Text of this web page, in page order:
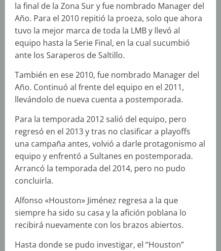
la final de la Zona Sur y fue nombrado Manager del
Año. Para el 2010 repitió la proeza, solo que ahora
tuvo la mejor marca de toda la LMB y llevó al
equipo hasta la Serie Final, en la cual sucumbió
ante los Saraperos de Saltillo.
También en ese 2010, fue nombrado Manager del
Año. Continuó al frente del equipo en el 2011,
llevándolo de nueva cuenta a postemporada.
Para la temporada 2012 salió del equipo, pero
regresó en el 2013 y tras no clasificar a playoffs
una campaña antes, volvió a darle protagonismo al
equipo y enfrentó a Sultanes en postemporada.
Arrancó la temporada del 2014, pero no pudo
concluirla.
Alfonso «Houston» Jiménez regresa a la que
siempre ha sido su casa y la afición poblana lo
recibirá nuevamente con los brazos abiertos.
Hasta donde se pudo investigar, el “Houston”